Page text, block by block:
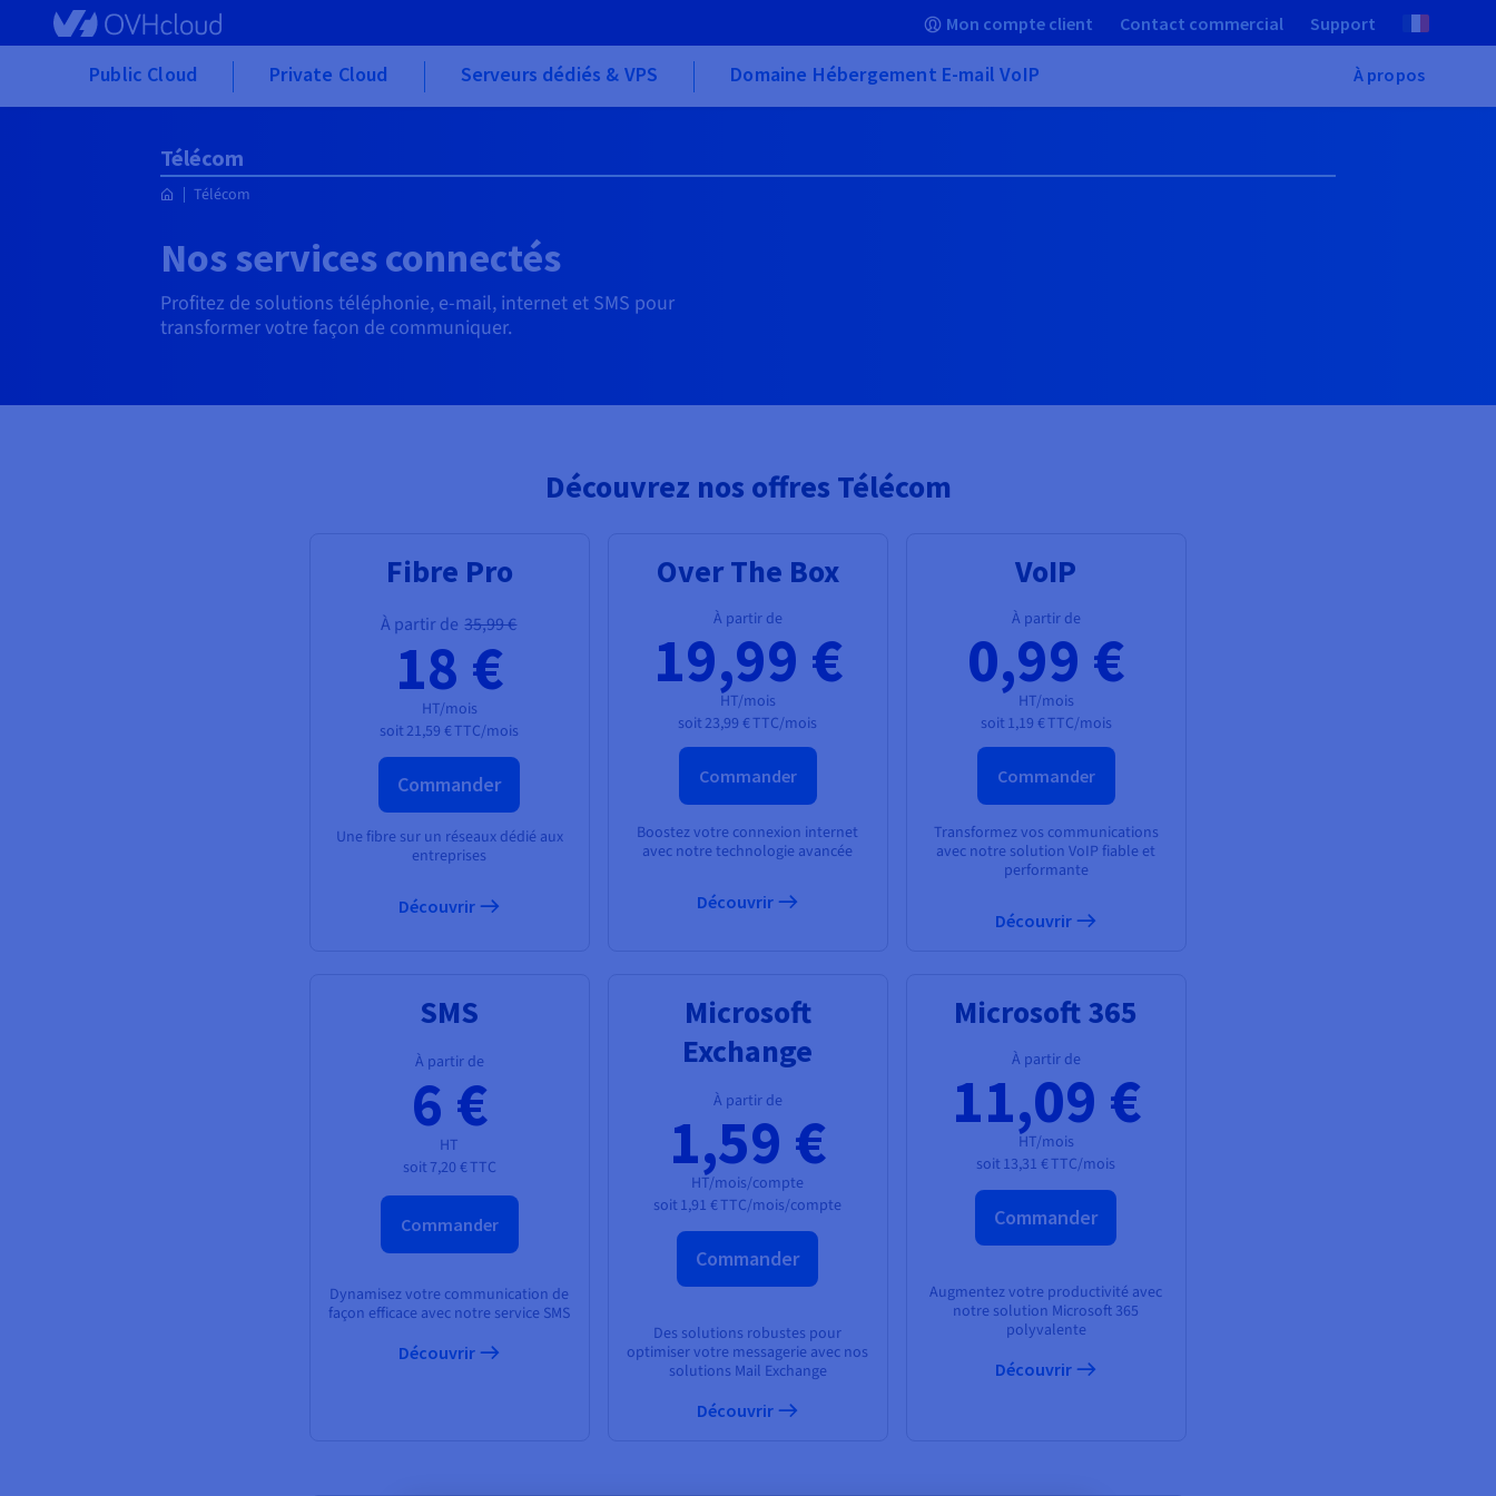
Skip to main content Mon compte client Contact commercial Support
Public Cloud Private Cloud Serveurs dédiés & VPS Domaine Hébergement E-mail VoIP À propos
Télécom
Télécom
Nos services connectés
Profitez de solutions téléphonie, e-mail, internet et SMS pour
transformer votre façon de communiquer.
Découvrez nos offres Télécom
Fibre Pro
À partir de 35,99 €
18 €
HT/mois
soit 21,59 €TTC/mois
Commander
Une fibre sur un réseaux dédié aux
entreprises
Découvrir
Over The Box
À partir de
19,99 €
HT/mois
soit 23,99 €TTC/mois
Commander
Boostez votre connexion internet
avec notre technologie avancée
Découvrir
VoIP
À partir de
0,99 €
HT/mois
soit 1,19 €TTC/mois
Commander
Transformez vos communications
avec notre solution VoIP fiable et
performante
Découvrir
SMS
À partir de
6 €
HT
soit 7,20 €TTC
Commander
Dynamisez votre communication de
façon efficace avec notre service SMS
Découvrir
Microsoft
Exchange
À partir de
1,59 €
HT/mois/compte
soit 1,91 €TTC/mois/compte
Commander
Des solutions robustes pour
optimiser votre messagerie avec nos
solutions Mail Exchange
Découvrir
Microsoft 365
À partir de
11,09 €
HT/mois
soit 13,31 €TTC/mois
Commander
Augmentez votre productivité avec
notre solution Microsoft 365
polyvalente
Découvrir